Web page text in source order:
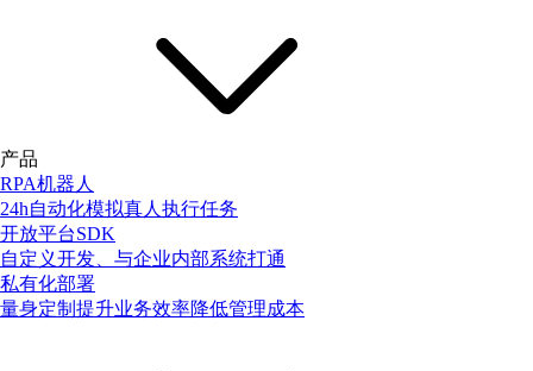
产品
RPA机器人
24h自动化模拟真人执行任务
开放平台SDK
自定义开发、与企业内部系统打通
私有化部署
量身定制提升业务效率降低管理成本